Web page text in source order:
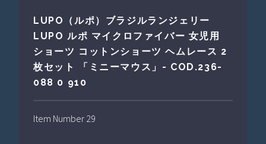
LUPO（ルポ）ブラジルランジェリー
LUPO ルポ マイクロファイバー 女児用
ショーツ コットンショーツ ヘムレース 2
枚セット 「ミニーマウス」- COD.236-
088 0 910
Item Number 29